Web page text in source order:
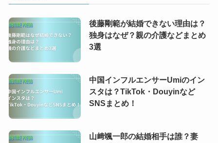
後藤剛範が結婚できない理由は？
独身はなぜ？親の介護などまとめ
3選
中国インフルエンサーUmiのイン
スタは？TikTok・Douyinなど
SNSまとめ！
山﨑颯一郎の結婚相手は誰？妻